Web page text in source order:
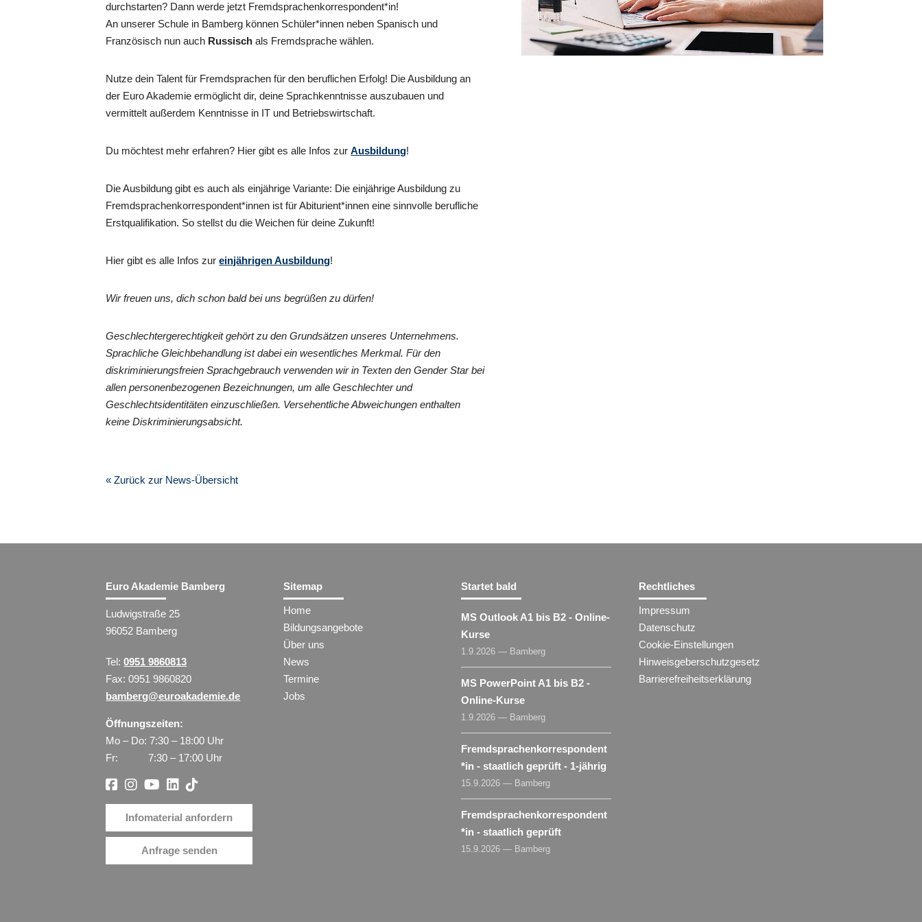
durchstarten? Dann werde jetzt Fremdsprachenkorrespondent*in!
An unserer Schule in Bamberg können Schüler*innen neben Spanisch und
Französisch nun auch Russischals Fremdsprache wählen.
Nutze dein Talent für Fremdsprachen für den beruflichen Erfolg! Die Ausbildung an
der Euro Akademie ermöglicht dir, deine Sprachkenntnisse auszubauen und
vermittelt außerdem Kenntnisse in IT und Betriebswirtschaft.
Du möchtest mehr erfahren? Hier gibt es alle Infos zurAusbildung!
Die Ausbildung gibt es auch als einjährige Variante: Die einjährige Ausbildung zu
Fremdsprachenkorrespondent*innen ist für Abiturient*innen eine sinnvolle berufliche
Erstqualifikation. So stellst du die Weichen für deine Zukunft!
Hier gibt es alle Infos zureinjährigen Ausbildung!
Wir freuen uns, dich schon bald bei uns begrüßen zu dürfen!
Geschlechtergerechtigkeit gehört zu den Grundsätzen unseres Unternehmens.
Sprachliche Gleichbehandlung ist dabei ein wesentliches Merkmal. Für den
diskriminierungsfreien Sprachgebrauch verwenden wir in Texten den Gender Star bei
allen personenbezogenen Bezeichnungen, um alle Geschlechter und
Geschlechtsidentitäten einzuschließen. Versehentliche Abweichungen enthalten
keine Diskriminierungsabsicht.
« Zurück zur News-Übersicht
Euro Akademie Bamberg
Ludwigstraße 25
96052 Bamberg
Tel:0951 9860813
Fax: 0951 9860820
bamberg@euroakademie.de
Öffnungszeiten:
Mo – Do: 7:30 – 18:00 Uhr
Fr: 7:30 – 17:00 Uhr
Infomaterial anfordern
Anfrage senden
Sitemap
Home
Bildungsangebote
Über uns
News
Termine
Jobs
Startet bald
MS Outlook A1 bis B2 - Online-
Kurse
1.9.2026 — Bamberg
MS PowerPoint A1 bis B2 -
Online-Kurse
1.9.2026 — Bamberg
Fremdsprachenkorrespondent​
*in - staatlich geprüft - 1-jährig
15.9.2026 — Bamberg
Fremdsprachenkorrespondent​
*in - staatlich geprüft
15.9.2026 — Bamberg
Rechtliches
Impressum
Datenschutz
Cookie-Einstellungen
Hinweisgeberschutzgesetz
Barrierefreiheitserklärung